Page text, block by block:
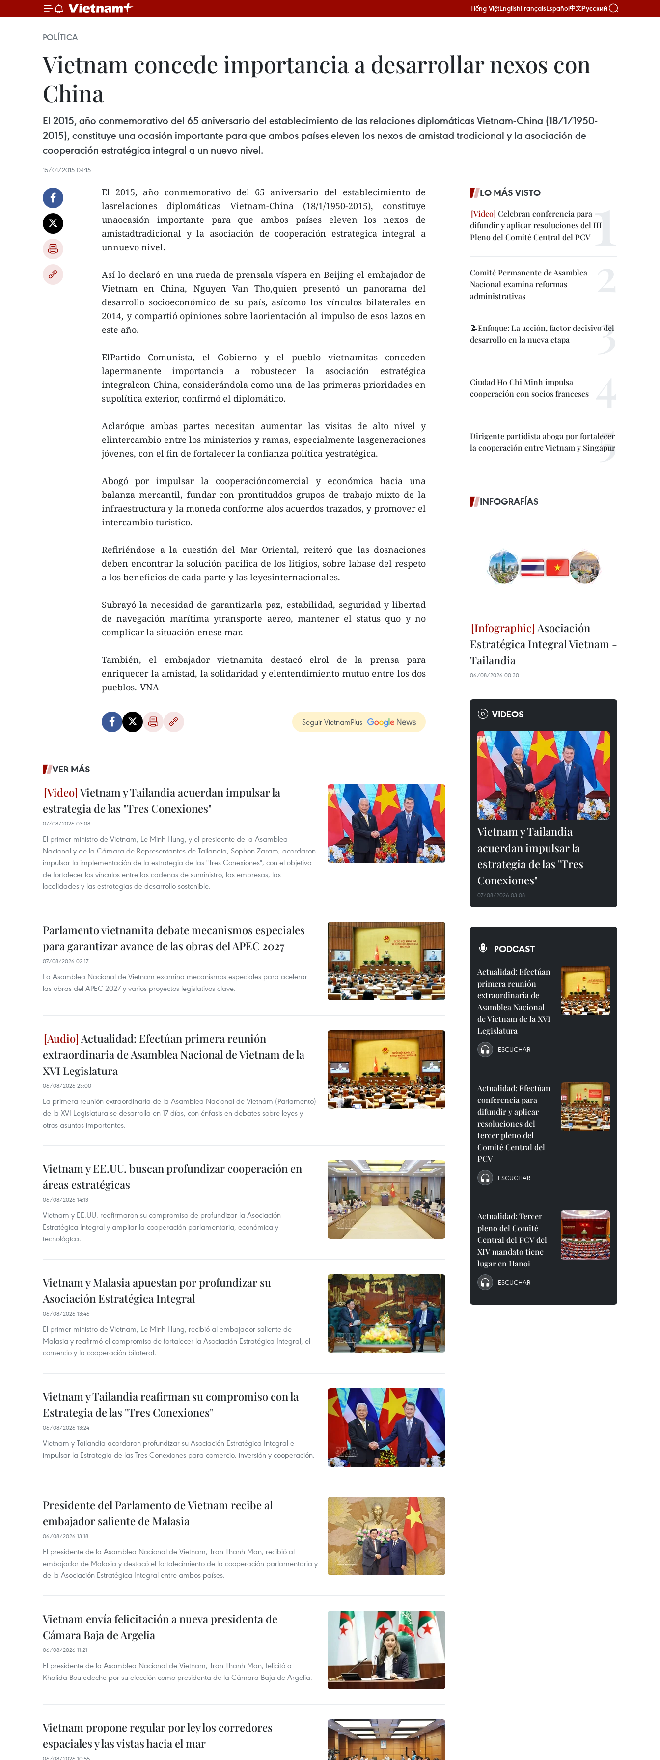
Tiếng ViệtEnglishFrançaisEspañol中文Русский
POLÍTICA
Vietnam concede importancia a desarrollar nexos con
China
El 2015, año conmemorativo del 65 aniversario del establecimiento de las relaciones diplomáticas Vietnam-China (18/1/1950-
2015), constituye una ocasión importante para que ambos países eleven los nexos de amistad tradicional y la asociación de
cooperación estratégica integral a un nuevo nivel.
15/01/2015 04:15
El 2015, año conmemorativo del 65 aniversario del establecimiento de
lasrelaciones diplomáticas Vietnam-China (18/1/1950-2015), constituye
unaocasión importante para que ambos países eleven los nexos de
amistadtradicional y la asociación de cooperación estratégica integral a
unnuevo nivel.
Así lo declaró en una rueda de prensala víspera en Beijing el embajador de
Vietnam en China, Nguyen Van Tho,quien presentó un panorama del
desarrollo socioeconómico de su país, asícomo los vínculos bilaterales en
2014, y compartió opiniones sobre laorientación al impulso de esos lazos en
este año.
ElPartido Comunista, el Gobierno y el pueblo vietnamitas conceden
lapermanente importancia a robustecer la asociación estratégica
integralcon China, considerándola como una de las primeras prioridades en
supolítica exterior, confirmó el diplomático.
Aclaróque ambas partes necesitan aumentar las visitas de alto nivel y
elintercambio entre los ministerios y ramas, especialmente lasgeneraciones
jóvenes, con el fin de fortalecer la confianza política yestratégica.
Abogó por impulsar la cooperacióncomercial y económica hacia una
balanza mercantil, fundar con prontituddos grupos de trabajo mixto de la
infraestructura y la moneda conforme alos acuerdos trazados, y promover el
intercambio turístico.
Refiriéndose a la cuestión del Mar Oriental, reiteró que las dosnaciones
deben encontrar la solución pacífica de los litigios, sobre labase del respeto
a los beneficios de cada parte y las leyesinternacionales.
Subrayó la necesidad de garantizarla paz, estabilidad, seguridad y libertad
de navegación marítima ytransporte aéreo, mantener el status quo y no
complicar la situación enese mar.
También, el embajador vietnamita destacó elrol de la prensa para
enriquecer la amistad, la solidaridad y elentendimiento mutuo entre los dos
pueblos.-VNA
Seguir VietnamPlus
VER MÁS
Vietnam y Tailandia acuerdan impulsar la
estrategia de las "Tres Conexiones"
07/08/2026 03:08
El primer ministro de Vietnam, Le Minh Hung, y el presidente de la Asamblea
Nacional y de la Cámara de Representantes de Tailandia, Sophon Zaram, acordaron
impulsar la implementación de la estrategia de las "Tres Conexiones", con el objetivo
de fortalecer los vínculos entre las cadenas de suministro, las empresas, las
localidades y las estrategias de desarrollo sostenible.
Parlamento vietnamita debate mecanismos especiales
para garantizar avance de las obras del APEC 2027
07/08/2026 02:17
La Asamblea Nacional de Vietnam examina mecanismos especiales para acelerar
las obras del APEC 2027 y varios proyectos legislativos clave.
Actualidad: Efectúan primera reunión
extraordinaria de Asamblea Nacional de Vietnam de la
XVI Legislatura
06/08/2026 23:00
La primera reunión extraordinaria de la Asamblea Nacional de Vietnam (Parlamento)
de la XVI Legislatura se desarrolla en 17 días, con énfasis en debates sobre leyes y
otros asuntos importantes.
Vietnam y EE.UU. buscan profundizar cooperación en
áreas estratégicas
06/08/2026 14:13
Vietnam y EE.UU. reafirmaron su compromiso de profundizar la Asociación
Estratégica Integral y ampliar la cooperación parlamentaria, económica y
tecnológica.
Vietnam y Malasia apuestan por profundizar su
Asociación Estratégica Integral
06/08/2026 13:46
El primer ministro de Vietnam, Le Minh Hung, recibió al embajador saliente de
Malasia y reafirmó el compromiso de fortalecer la Asociación Estratégica Integral, el
comercio y la cooperación bilateral.
Vietnam y Tailandia reafirman su compromiso con la
Estrategia de las "Tres Conexiones"
06/08/2026 13:24
Vietnam y Tailandia acordaron profundizar su Asociación Estratégica Integral e
impulsar la Estrategia de las Tres Conexiones para comercio, inversión y cooperación.
Presidente del Parlamento de Vietnam recibe al
embajador saliente de Malasia
06/08/2026 13:18
El presidente de la Asamblea Nacional de Vietnam, Tran Thanh Man, recibió al
embajador de Malasia y destacó el fortalecimiento de la cooperación parlamentaria y
de la Asociación Estratégica Integral entre ambos países.
Vietnam envía felicitación a nueva presidenta de
Cámara Baja de Argelia
06/08/2026 11:21
El presidente de la Asamblea Nacional de Vietnam, Tran Thanh Man, felicitó a
Khalida Boufedeche por su elección como presidenta de la Cámara Baja de Argelia.
Vietnam propone regular por ley los corredores
espaciales y las vistas hacia el mar
06/08/2026 10:55
LO MÁS VISTO
Celebran conferencia para
difundir y aplicar resoluciones del III
Pleno del Comité Central del PCV
Comité Permanente de Asamblea
Nacional examina reformas
administrativas
📝Enfoque: La acción, factor decisivo del
desarrollo en la nueva etapa
Ciudad Ho Chi Minh impulsa
cooperación con socios franceses
Dirigente partidista aboga por fortalecer
la cooperación entre Vietnam y Singapur
INFOGRAFÍAS
Asociación
Estratégica Integral Vietnam -
Tailandia
06/08/2026 00:30
VIDEOS
Vietnam y Tailandia
acuerdan impulsar la
estrategia de las "Tres
Conexiones"
07/08/2026 03:08
PODCAST
Actualidad: Efectúan
primera reunión
extraordinaria de
Asamblea Nacional
de Vietnam de la XVI
Legislatura
ESCUCHAR
Actualidad: Efectúan
conferencia para
difundir y aplicar
resoluciones del
tercer pleno del
Comité Central del
PCV
ESCUCHAR
Actualidad: Tercer
pleno del Comité
Central del PCV del
XIV mandato tiene
lugar en Hanoi
ESCUCHAR